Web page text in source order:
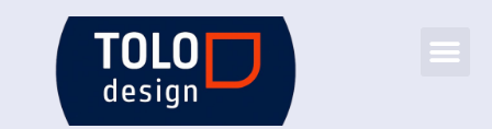
content